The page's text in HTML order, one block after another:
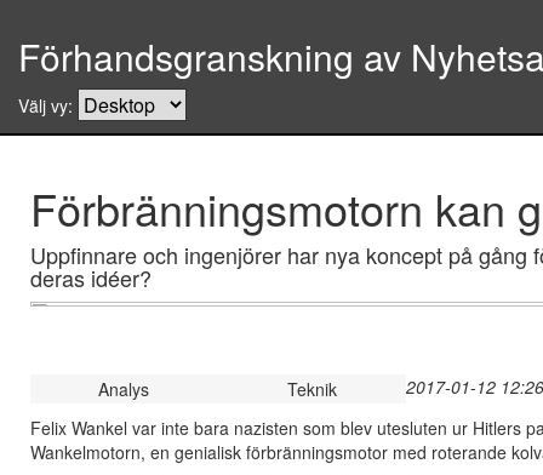
Förhandsgranskning av
Välj vy:
Förbränningsmotorn kan
Uppfinnare och ingenjörer har nya koncept på
deras idéer?
2017-01-12
Analys
Teknik
Felix Wankel var inte bara nazisten som blev utesluten ur Hitlers
Wankelmotorn, en genialisk förbränningsmotor med roterande